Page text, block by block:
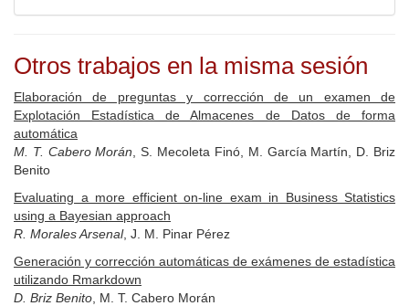
Otros trabajos en la misma sesión
Elaboración de preguntas y corrección de un examen de
Explotación Estadística de Almacenes de Datos de forma
automática
M. T. Cabero Morán , S. Mecoleta Finó, M. García Martín, D. Briz
Benito
Evaluating a more efficient on-line exam in Business Statistics
using a Bayesian approach
R. Morales Arsenal, J. M. Pinar Pérez
Generación y corrección automáticas de exámenes de estadística
utilizando Rmarkdown
D. Briz Benito , M. T. Cabero Morán